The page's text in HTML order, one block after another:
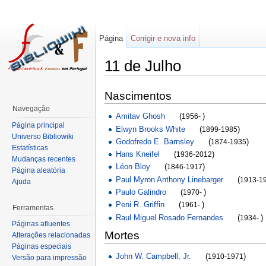
11 de Julho
Nascimentos
Amitav Ghosh (1956- )
Elwyn Brooks White (1899-1985)
Godofredo E. Barnsley (1874-1935)
Hans Kneifel
(1936-2012)
Léon Bloy (1846-1917)
Paul Myron Anthony Linebarger(1913-
Paulo Galindro (1970- )
Peni R. Griffin (1961- )
Raul Miguel Rosado Fernandes (1934-)
Mortes
John W. Campbell, Jr. (1910-1971)
Página Corrigir e nova info
Navegação
Página principal
Universo Bibliowiki
Estatísticas
Mudanças recentes
Página aleatória
Ajuda
Ferramentas
Páginas afluentes
Alterações relacionadas
Páginas especiais
Versão para impressão